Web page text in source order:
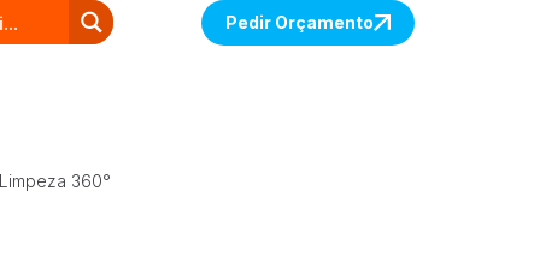
Pedir Orçamento
360°